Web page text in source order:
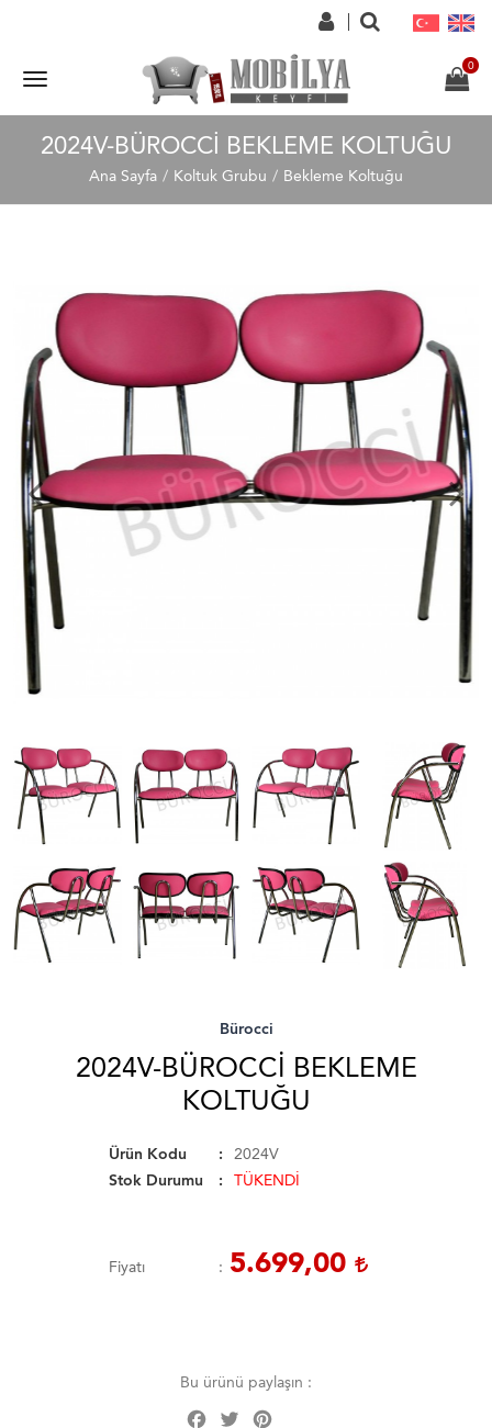
2024V-BÜROCCI BEKLEME KOLTUĞU
Ana Sayfa Koltuk Grubu Bekleme Koltuğu
Bürocci
2024V-BÜROCCI BEKLEME
KOLTUĞU
Ürün Kodu
2024V
Stok Durumu
TÜKENDİ
Fiyatı 5.699,00
Bu ürünü paylaşın :
Facebook
Twitter